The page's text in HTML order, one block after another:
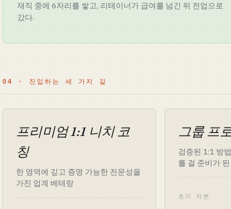
재직 중에 6자리를 쌓고, 리테이너가 급여를 넘긴 뒤 전업으로
갔다.
04 · 진입하는 세 가지 길
프리미엄 1:1 니치 코
칭
한 영역에 깊고 증명 가능한 전문성을
가진 업계 베테랑
그룹 프
검증된 1:1 방
를 걸 준비가
초기 자본